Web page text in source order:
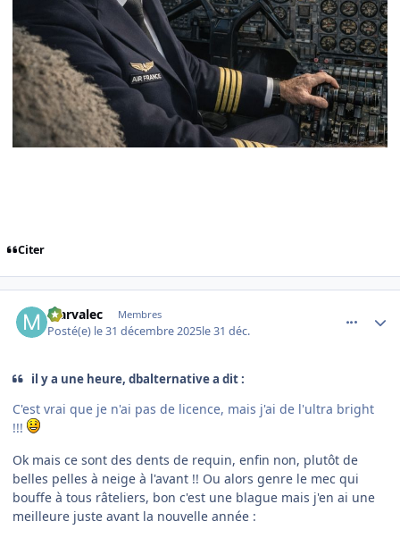
Citer
Marvalec Membres
Posté(e) le 31 décembre 2025le 31 déc.
il y a une heure, dbalternative a dit :
C'est vrai que je n'ai pas de licence, mais j'ai de l'ultra bright
!!!
Ok mais ce sont des dents de requin, enfin non, plutôt de
belles pelles à neige à l'avant !! Ou alors genre le mec qui
bouffe à tous râteliers, bon c'est une blague mais j'en ai une
meilleure juste avant la nouvelle année :